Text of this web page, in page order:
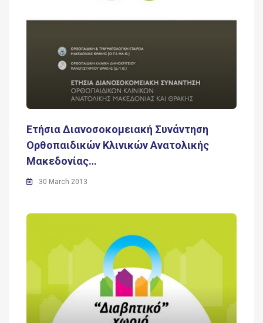
Ετήσια Διανοσοκομειακή Συνάντηση
Ορθοπαιδικών Κλινικών Ανατολικής
Μακεδονίας…
30 March 2013